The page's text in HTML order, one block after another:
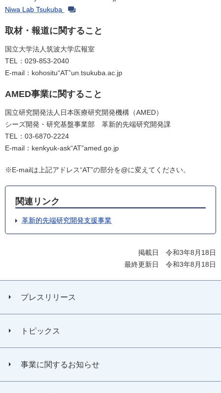
Niwa Lab Tsukuba
取材・報道に関すること
国立大学法人筑波大学広報室
TEL：029-853-2040
E-mail：kohositu“AT”un.tsukuba.ac.jp
AMED事業に関すること
国立研究開発法人日本医療研究開発機構（AMED）
シーズ開発・研究基盤事業部 革新的先端研究開発課
TEL：03-6870-2224
E-mail：kenkyuk-ask“AT”amed.go.jp
※E-mailは上記アドレス“AT”の部分を@に変えてください。
関連リンク
革新的先端研究開発支援事業
掲載日 令和3年8月18日
最終更新日 令和3年8月18日
プレスリリース
トピックス
事業に関するお知らせ